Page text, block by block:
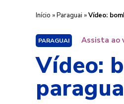
Início »Paraguai »Vídeo:
PARAGUAI Assista ao
Vídeo: